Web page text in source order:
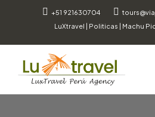
+51 921630704
LuXtravel | Politicas | Machu